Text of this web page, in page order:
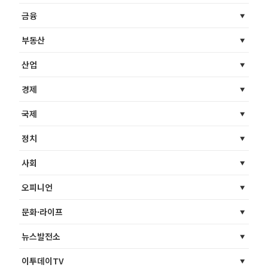
금융
부동산
산업
경제
국제
정치
사회
오피니언
문화·라이프
뉴스발전소
이투데이TV